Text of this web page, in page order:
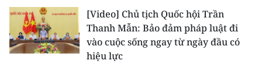
[Video] Chủ tịch Quốc hội Trần
Thanh Mẫn: Bảo đảm pháp luật đi
vào cuộc sống ngay từ ngày đầu có
hiệu lực